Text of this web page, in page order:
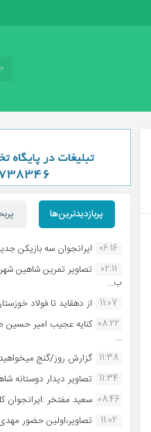
پربازدیدترین‌ها
06:16 ایرانجوان سه بازیکن
02:11
تصاویر تمرین شاهین
ب...
11:07 از دهقاید تا فولاد
08:22 کنایه عجیب امیر حسین
...
11:38 گزارش روز/گنج میخواهید
11:34 تصاویر دیدار دوستانه
08:46 سعید مفتخر :ایرانجوان
11:02
تصاویر،اولین حضور